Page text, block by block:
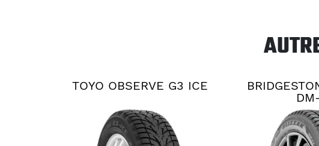
TOYO OBSERVE G3 ICE